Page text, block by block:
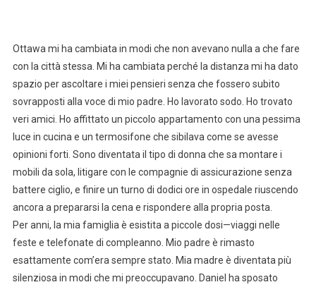
Ottawa mi ha cambiata in modi che non avevano nulla a che fare
con la città stessa. Mi ha cambiata perché la distanza mi ha dato
spazio per ascoltare i miei pensieri senza che fossero subito
sovrapposti alla voce di mio padre. Ho lavorato sodo. Ho trovato
veri amici. Ho affittato un piccolo appartamento con una pessima
luce in cucina e un termosifone che sibilava come se avesse
opinioni forti. Sono diventata il tipo di donna che sa montare i
mobili da sola, litigare con le compagnie di assicurazione senza
battere ciglio, e finire un turno di dodici ore in ospedale riuscendo
ancora a prepararsi la cena e rispondere alla propria posta.
Per anni, la mia famiglia è esistita a piccole dosi—viaggi nelle
feste e telefonate di compleanno. Mio padre è rimasto
esattamente com’era sempre stato. Mia madre è diventata più
silenziosa in modi che mi preoccupavano. Daniel ha sposato